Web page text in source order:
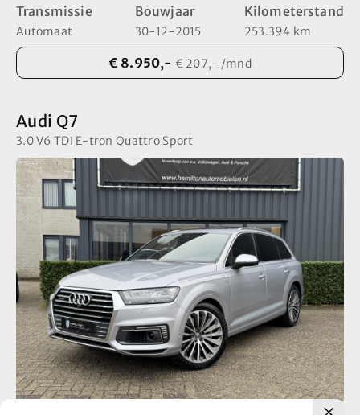
Transmissie
Automaat
Bouwjaar
30-12-2015
Kilometerstand
253.394 km
€ 8.950,- € 207,- /mnd
Audi Q7
3.0 V6 TDI E-tron Quattro Sport